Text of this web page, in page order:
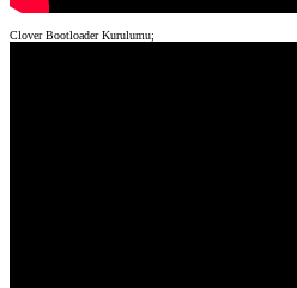
Clover Bootloader Kurulumu;